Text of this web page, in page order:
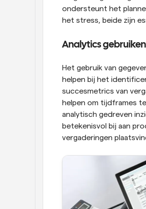
ondersteunt het
het stress, beide zijn
Analytics
Het gebruik van
helpen bij het
succesmetrics van
helpen om tijdframes
analytisch gedreven
betekenisvol bij aan
vergaderingen